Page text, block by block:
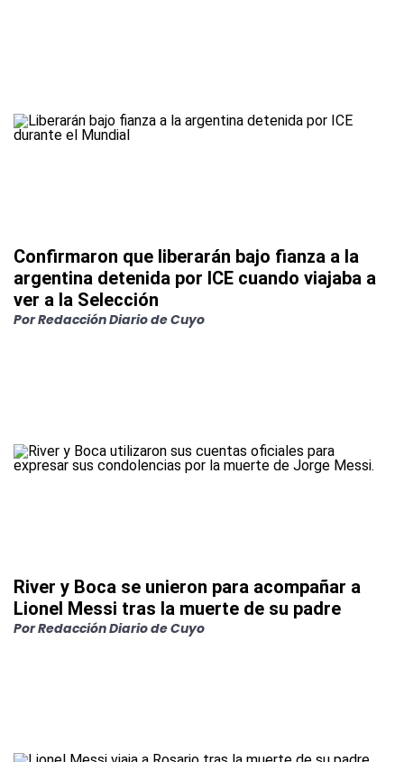
Confirmaron que liberarán bajo fianza a la
argentina detenida por ICE cuando viajaba a
ver a la Selección
PorRedacción Diario de Cuyo
River y Boca se unieron para acompañar a
Lionel Messi tras la muerte de su padre
PorRedacción Diario de Cuyo